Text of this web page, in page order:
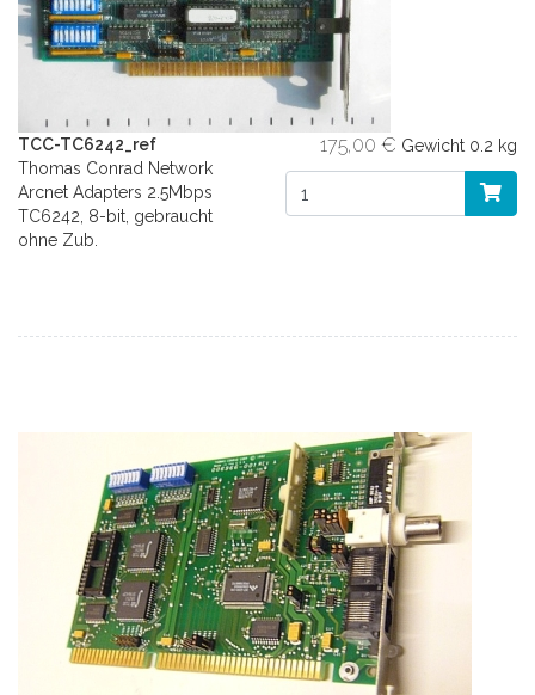
TCC-TC6242_ref
Thomas Conrad Network
Arcnet Adapters 2.5Mbps
TC6242, 8-bit, gebraucht
ohne Zub.
175,00 € Gewicht 0.2 kg